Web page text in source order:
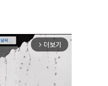
arrow_forward_ios 더보기